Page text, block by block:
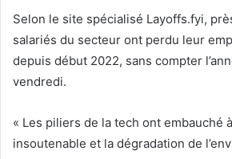
Selon le site spécialisé Layoffs.fyi,
salariés du secteur ont perdu leur
depuis début 2022, sans compter
vendredi.
« Les piliers de la tech ont embauché
insoutenable et la dégradation de